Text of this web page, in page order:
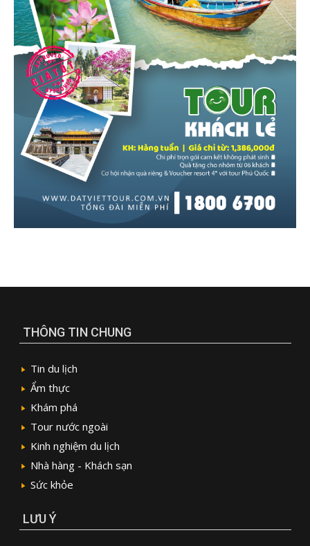
THÔNG TIN CHUNG
Tin du lịch
Ẩm thực
Khám phá
Tour nước ngoài
Kinh nghiệm du lịch
Nhà hàng - Khách sạn
Sức khỏe
LƯU Ý